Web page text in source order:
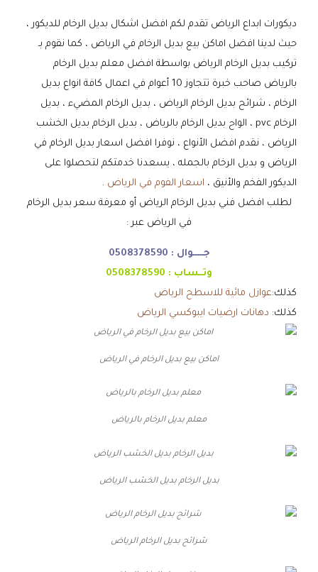
ديكورات ابداع الرياض تقدم لكم افضل اشكال بديل الرخام للديكور ،
حيث لدينا افضل اماكن بيع بديل الرخام في الرياض ، كما نقوم بـ
تركيب بديل الرخام الرياض بواسطة افضل معلم بديل الرخام
بالرياض صاحب خبرة تتجاوز 10 أعوام في اعمال كافة انواع بديل
الرخام ، شرائح بديل الرخام الرياض ، بديل الرخام المضيء ، بديل
الرخام pvc ، الواح بديل الرخام بالرياض ، بديل الرخام بديل الخشب
الرياض ، نقدم افضل الأنواع ، نوفرا افضل اسعار بديل الرخام في
الرياض و بديل الرخام بالجمله ، يسعدنا خدمتكم لتحصلوا على
الديكور الفخم والأنيق ، اسعار الفوم في الرياض .
لطلب افضل فني بديل الرخام الرياض أو معرفة سعر بديل الرخام
في الرياض عبر :
جـــــوال : 0508378590
وتــساب : 0508378590
كذلك:عوازل مائية للاسطح الرياض
كذلك: دهانات ارضيات ايبوكسي الرياض
اماكن بيع بديل الرخام في الرياض
معلم بديل الرخام بالرياض
بديل الرخام بديل الخشب الرياض
شرائح بديل الرخام الرياض